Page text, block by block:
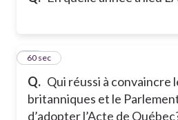
Q. Qui réussi à convaincre
britanniques et le
d’adopter l’Acte de
11
60 sec